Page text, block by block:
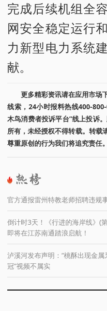
完成后续机组全
网安全稳定运行
力新型电力系统
献。
更多精彩资讯请在应用市场
线索，24小时报料热线400-
木鸟消费者投诉平台”线上投诉
所有，未经授权不得转载。转
尊重原创的行为我们将追究责任。
官方通报雷州特教老师招聘违规
倒计时3天！《行进的海岸线》(
即将在江苏南通踏浪启航！
泸溪河发布声明：“桃酥出现金属
冠”视频不属实